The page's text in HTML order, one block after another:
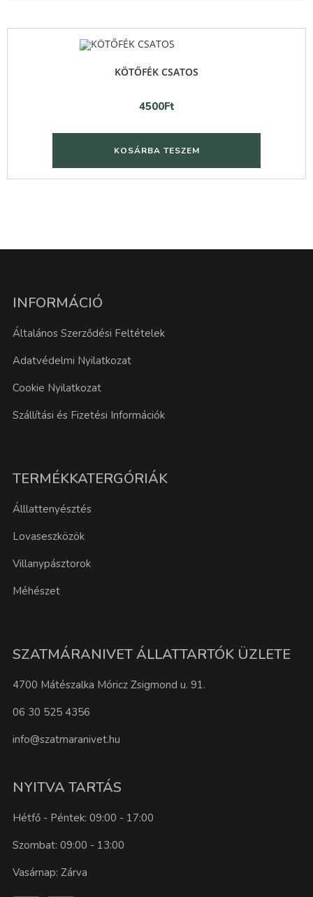
KÖTŐFÉK CSATOS
4500Ft
KOSÁRBA TESZEM
INFORMÁCIÓ
Általános Szerződési Feltételek
Adatvédelmi Nyilatkozat
Cookie Nyilatkozat
Szállítási és Fizetési Információk
TERMÉKKATERGÓRIÁK
Álllattenyésztés
Lovaseszközök
Villanypásztorok
Méhészet
SZATMÁRANIVET ÁLLATTARTÓK ÜZLETE
4700 Mátészalka Móricz Zsigmond u. 91.
06 30 525 4356
info@szatmaranivet.hu
NYITVA TARTÁS
Hétfő - Péntek: 09:00 - 17:00
Szombat: 09:00 - 13:00
Vasárnap: Zárva